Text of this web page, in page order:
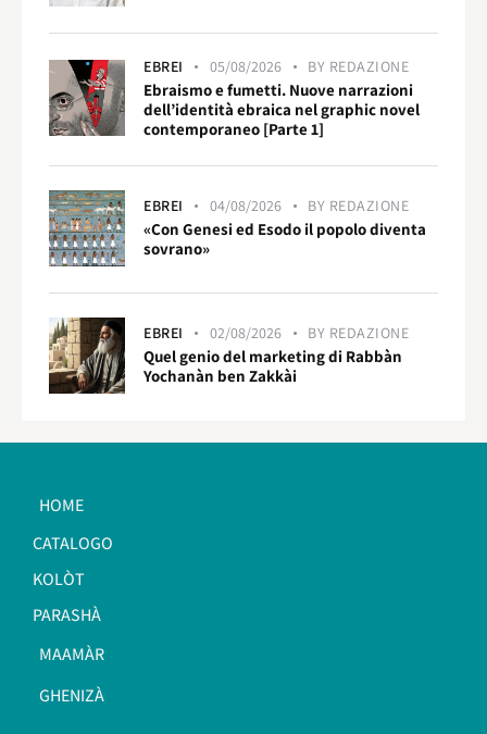
EBREI 05/08/2026 BY REDAZIONE
Ebraismo e fumetti. Nuove narrazioni
dell’identità ebraica nel graphic novel
contemporaneo [Parte 1]
EBREI 04/08/2026 BY REDAZIONE
«Con Genesi ed Esodo il popolo diventa
sovrano»
EBREI 02/08/2026 BY REDAZIONE
Quel genio del marketing di Rabbàn
Yochanàn ben Zakkài
HOME
CATALOGO
KOLÒT
PARASHÀ
MAAMÀR
GHENIZÀ